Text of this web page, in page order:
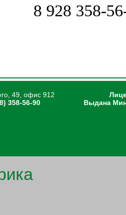
8 928 358-
49, офис 912
358-56-90
Выдана